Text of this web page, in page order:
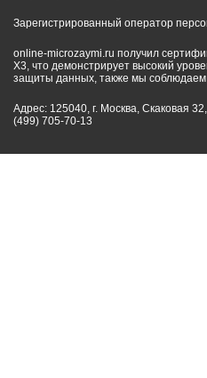
Зарегистрированный оператор
online-microzaymi.ru получил
X3, что демонстрирует высокий
защиты данных, также мы
Адрес: 125040, г. Москва, Скаковая
(499) 705-70-13